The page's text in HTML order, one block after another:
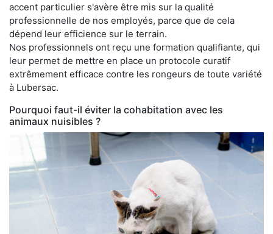
accent particulier s'avère être mis sur la qualité
professionnelle de nos employés, parce que de cela
dépend leur efficience sur le terrain.
Nos professionnels ont reçu une formation qualifiante, qui
leur permet de mettre en place un protocole curatif
extrêmement efficace contre les rongeurs de toute variété
à Lubersac.
Pourquoi faut-il éviter la cohabitation avec les
animaux nuisibles ?